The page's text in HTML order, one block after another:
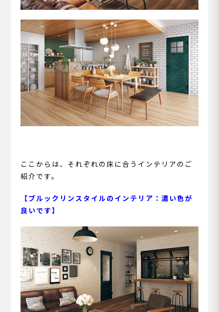
ここからは、それぞれの床に合うインテリアのご
紹介です。
【ブルックリンスタイルのインテリア：濃い色が
良いです】